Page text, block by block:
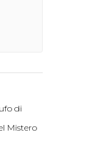
di
Mistero